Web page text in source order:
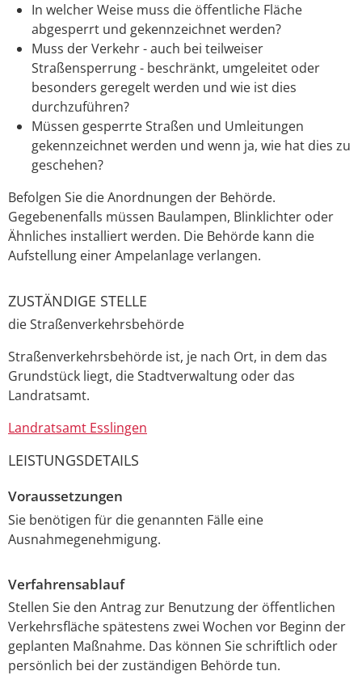
In welcher Weise muss die öffentliche Fläche
abgesperrt und gekennzeichnet werden?
Muss der Verkehr - auch bei teilweiser
Straßensperrung - beschränkt, umgeleitet oder
besonders geregelt werden und wie ist dies
durchzuführen?
Müssen gesperrte Straßen und Umleitungen
gekennzeichnet werden und wenn ja, wie hat dies zu
geschehen?
Befolgen Sie die Anordnungen der Behörde.
Gegebenenfalls müssen Baulampen, Blinklichter oder
Ähnliches installiert werden. Die Behörde kann die
Aufstellung einer Ampelanlage verlangen.
ZUSTÄNDIGE STELLE
die Straßenverkehrsbehörde
Straßenverkehrsbehörde ist, je nach Ort, in dem das
Grundstück liegt, die Stadtverwaltung oder das
Landratsamt.
Landratsamt Esslingen
LEISTUNGSDETAILS
Voraussetzungen
Sie benötigen für die genannten Fälle eine
Ausnahmegenehmigung.
Verfahrensablauf
Stellen Sie den Antrag zur Benutzung der öffentlichen
Verkehrsfläche spätestens zwei Wochen vor Beginn der
geplanten Maßnahme. Das können Sie schriftlich oder
persönlich bei der zuständigen Behörde tun.